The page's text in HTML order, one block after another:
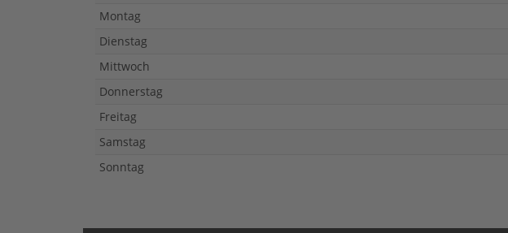
Montag
Dienstag
Mittwoch
Donnerstag
Freitag
Samstag
Sonntag